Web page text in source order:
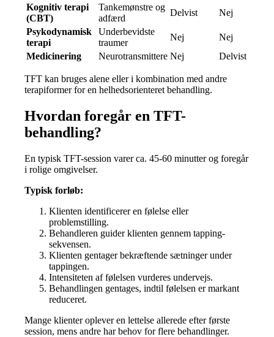
Kognitiv terapi
(CBT)
Tankemønstre og
adfærd
Delvist
Nej
Psykodynamisk
terapi
Underbevidste
traumer
Nej
Nej
Medicinering
Neurotransmittere Nej Delvist
TFT kan bruges alene eller i kombination med andre
terapiformer for en helhedsorienteret behandling.
Hvordan foregår en TFT-
behandling?
En typisk TFT-session varer ca. 45-60 minutter og foregår
i rolige omgivelser.
Typisk forløb:
Klienten identificerer en følelse eller
problemstilling.
Behandleren guider klienten gennem tapping-
sekvensen.
Klienten gentager bekræftende sætninger under
tappingen.
Intensiteten af følelsen vurderes undervejs.
Behandlingen gentages, indtil følelsen er markant
reduceret.
Mange klienter oplever en lettelse allerede efter første
session, mens andre har behov for flere behandlinger.